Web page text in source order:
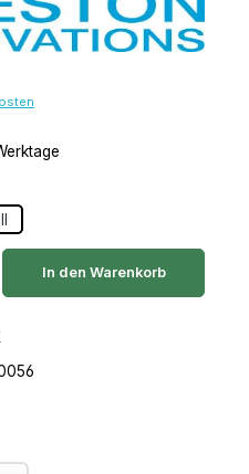
verfügbar.)
Wert ein oder benutze die
In den Warenkorb